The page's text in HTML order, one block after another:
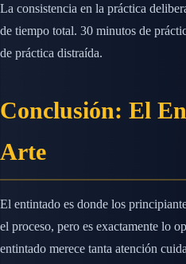
La consistencia en la práctica
de tiempo total. 30 minutos de
de práctica distraída.
Conclusión: El
Arte
El entintado es donde los
el proceso, pero es exactamente lo
entintado merece tanta atención